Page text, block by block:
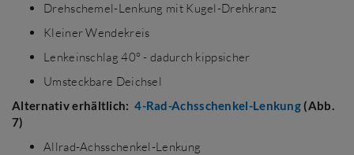
Drehschemel-Lenkung mit Kugel-Drehkranz
Kleiner Wendekreis
Lenkeinschlag 40° - dadurch kippsicher
Umsteckbare Deichsel
Alternativ erhältlich: 4-Rad-Achsschenkel-Lenkung (Abb.
7)
Allrad-Achsschenkel-Lenkung